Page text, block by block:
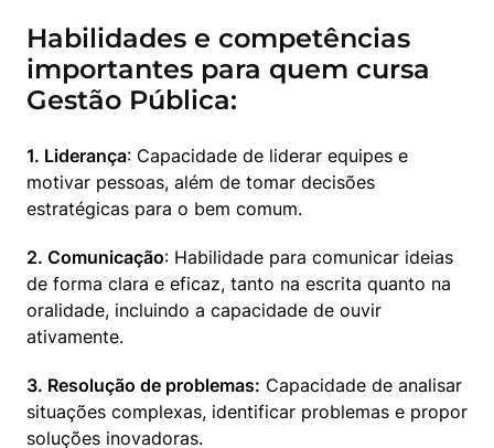
Habilidades e competências
importantes para quem cursa
Gestão Pública:
1. Liderança: Capacidade de liderar equipes e
motivar pessoas, além de tomar decisões
estratégicas para o bem comum.
2. Comunicação: Habilidade para comunicar ideias
de forma clara e eficaz, tanto na escrita quanto na
oralidade, incluindo a capacidade de ouvir
ativamente.
3. Resolução de problemas: Capacidade de analisar
situações complexas, identificar problemas e propor
soluções inovadoras.